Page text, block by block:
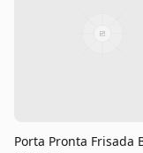
Porta Pronta Frisada BELLA -